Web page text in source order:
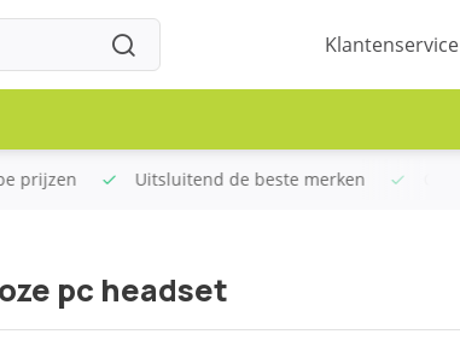
Klantenservice
Gratis verstuurd binnen NL boven €100
pc headset